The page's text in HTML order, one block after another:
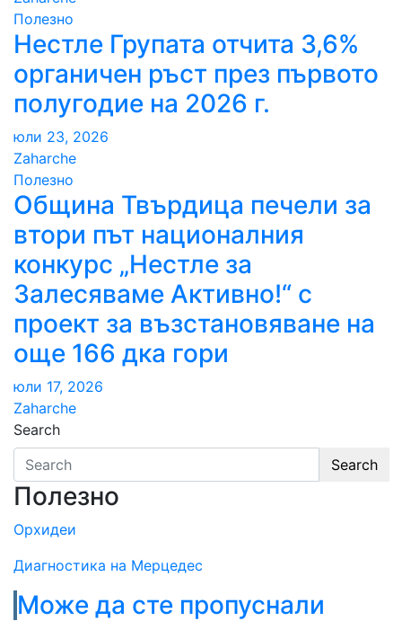
Полезно
Нестле Групата отчита 3,6%
органичен ръст през първото
полугодие на 2026 г.
юли 23, 2026
Zaharche
Полезно
Община Твърдица печели за
втори път националния
конкурс „Нестле за
Залесяваме Активно!“ с
проект за възстановяване на
още 166 дка гори
юли 17, 2026
Zaharche
Search
Search
Полезно
Орхидеи
Диагностика на Мерцедес
Може да сте пропуснали